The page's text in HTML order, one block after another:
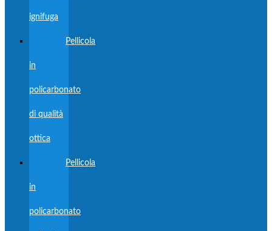
ignifuga
Pellicola
in
policarbonato
di qualità
ottica
Pellicola
in
policarbonato